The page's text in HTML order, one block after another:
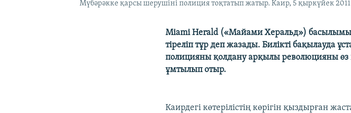
Мүбәрәкке қарсы шерушіні полиция тоқтатып жатыр. Каир, 5 қыркүйек
Miami Herald («Майами Херальд») басылымы
тіреліп тұр деп жазады. Билікті бақылауда
полицияны қолдану арқылы революцияны өз
ұмтылып отыр.
Каирдегі көтерілістің көрігін қыздырған